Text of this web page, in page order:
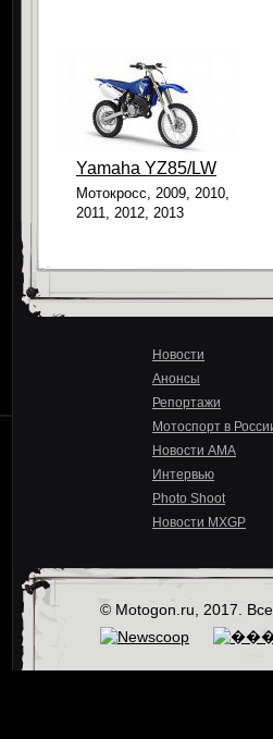
Yamaha YZ85/LW
Мотокросс, 2009, 2010,
2011, 2012, 2013
Новости
Анонсы
Репортажи
Мотоспорт в
Новости AMA
Интервью
Photo Shoot
Новости MXGP
© Motogon.ru, 2017.